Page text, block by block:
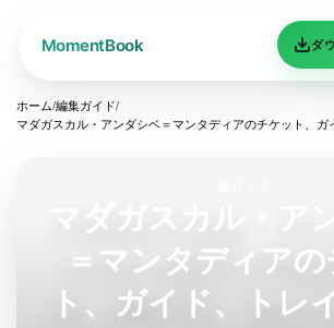
ダ
ホーム/編集ガイド/
マダガスカル・アンダシベ＝マンタディアのチケット、ガ
マダガスカル・ア
＝マンタディアの
ト、ガイド、トレ